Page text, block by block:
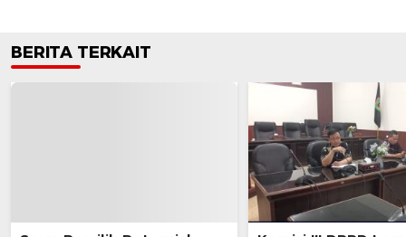
BERITA TERKAIT